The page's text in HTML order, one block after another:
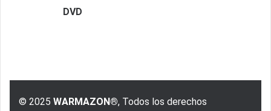
DVD
© 2025 WARMAZON®, Todos los derechos